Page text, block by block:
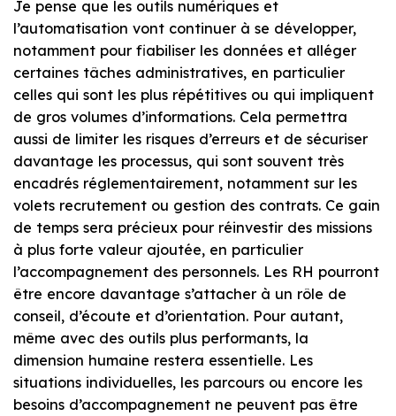
Je pense que les outils numériques et
l’automatisation vont continuer à se développer,
notamment pour fiabiliser les données et alléger
certaines tâches administratives, en particulier
celles qui sont les plus répétitives ou qui impliquent
de gros volumes d’informations. Cela permettra
aussi de limiter les risques d’erreurs et de sécuriser
davantage les processus, qui sont souvent très
encadrés réglementairement, notamment sur les
volets recrutement ou gestion des contrats. Ce gain
de temps sera précieux pour réinvestir des missions
à plus forte valeur ajoutée, en particulier
l’accompagnement des personnels. Les RH pourront
être encore davantage s’attacher à un rôle de
conseil, d’écoute et d’orientation. Pour autant,
même avec des outils plus performants, la
dimension humaine restera essentielle. Les
situations individuelles, les parcours ou encore les
besoins d’accompagnement ne peuvent pas être